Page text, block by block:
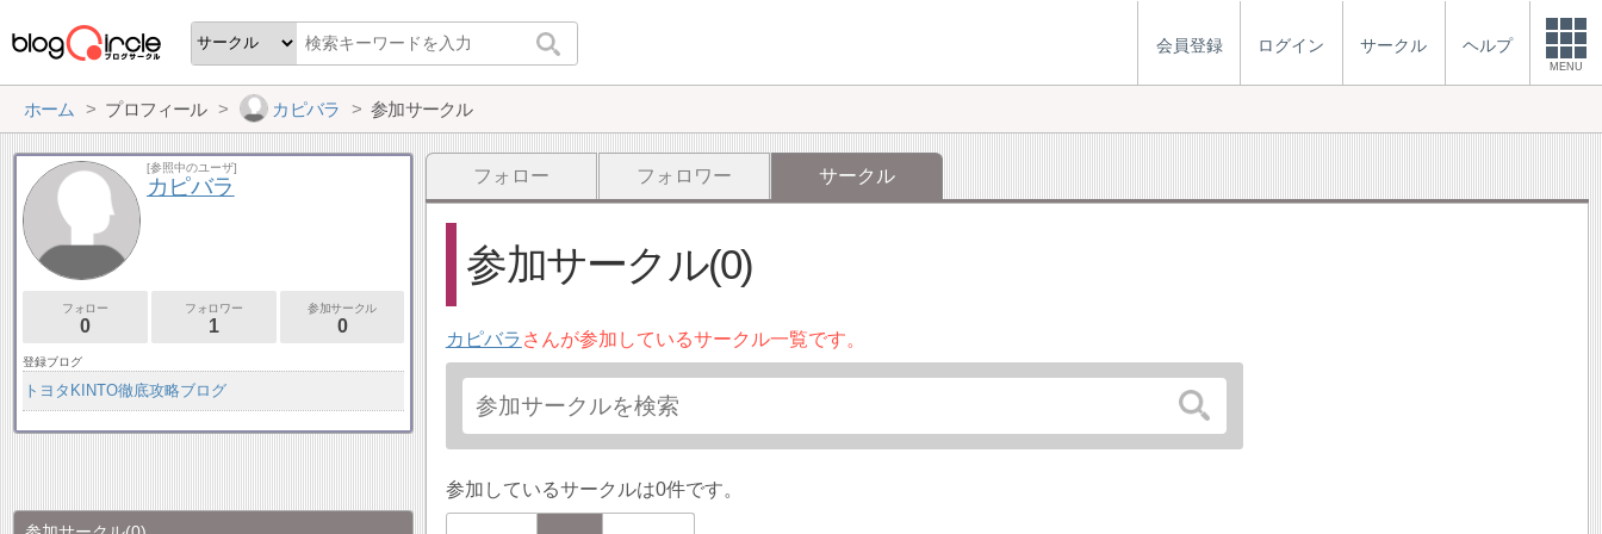
会員登録 ログイン サークル ヘルプ
MENU
ホーム プロフィール カピバラ 参加サークル
フォロー フォロワー サークル
参加サークル(0)
カピバラ さんが参加しているサークル一覧です。
参加しているサークルは0件です。
[参照中のユーザ]
カピバラ
フォロー
0
フォロワー
1
参加サークル
0
登録ブログ
トヨタKINTO徹底攻略ブログ